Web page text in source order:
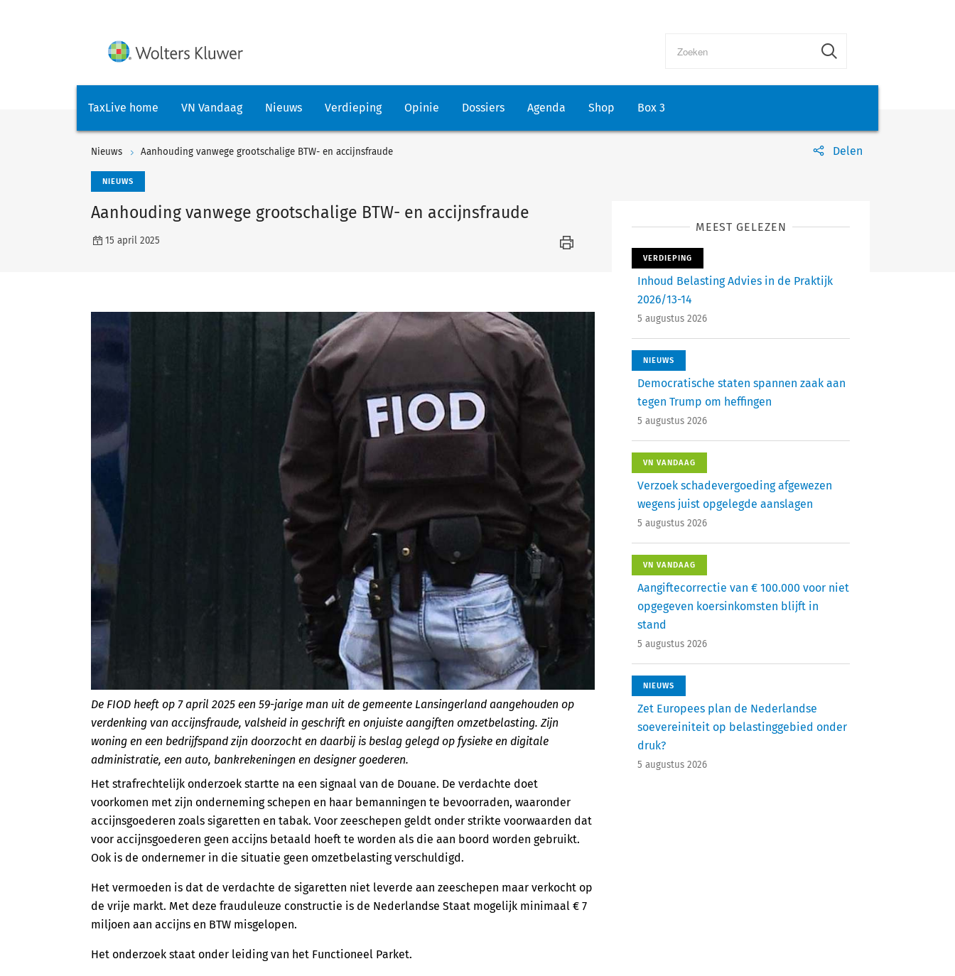
TaxLive home VN Vandaag Nieuws Verdieping Opinie Dossiers Agenda Shop Box 3
Nieuws Aanhouding vanwege grootschalige BTW- en accijnsfraude Delen
NIEUWS
Aanhouding vanwege grootschalige BTW- en accijnsfraude
15 april 2025
De FIOD heeft op 7 april 2025 een 59-jarige man uit de gemeente Lansingerland aangehouden op
verdenking van accijnsfraude, valsheid in geschrift en onjuiste aangiften omzetbelasting. Zijn
woning en een bedrijfspand zijn doorzocht en daarbij is beslag gelegd op fysieke en digitale
administratie, een auto, bankrekeningen en designer goederen.
Het strafrechtelijk onderzoek startte na een signaal van de Douane. De verdachte doet
voorkomen met zijn onderneming schepen en haar bemanningen te bevoorraden, waaronder
accijnsgoederen zoals sigaretten en tabak. Voor zeeschepen geldt onder strikte voorwaarden dat
voor accijnsgoederen geen accijns betaald hoeft te worden als die aan boord worden gebruikt.
Ook is de ondernemer in die situatie geen omzetbelasting verschuldigd.
Het vermoeden is dat de verdachte de sigaretten niet leverde aan zeeschepen maar verkocht op
de vrije markt. Met deze frauduleuze constructie is de Nederlandse Staat mogelijk minimaal € 7
miljoen aan accijns en BTW misgelopen.
Het onderzoek staat onder leiding van het Functioneel Parket.
MEEST GELEZEN
VERDIEPING
Inhoud Belasting Advies in de Praktijk
2026/13-14
5 augustus 2026
NIEUWS
Democratische staten spannen zaak aan
tegen Trump om heffingen
5 augustus 2026
VN VANDAAG
Verzoek schadevergoeding afgewezen
wegens juist opgelegde aanslagen
5 augustus 2026
VN VANDAAG
Aangiftecorrectie van € 100.000 voor niet
opgegeven koersinkomsten blijft in
stand
5 augustus 2026
NIEUWS
Zet Europees plan de Nederlandse
soevereiniteit op belastinggebied onder
druk?
5 augustus 2026